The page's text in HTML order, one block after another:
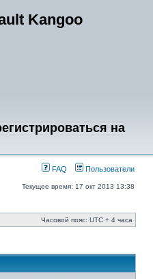
Kangoo
на
FAQ Пользователи
Текущее время: 17 окт 2013 13:38
Часовой пояс: UTC + 4 часа